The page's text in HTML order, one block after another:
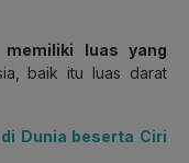
memiliki luas yang
baik itu luas darat
Dunia beserta Ciri